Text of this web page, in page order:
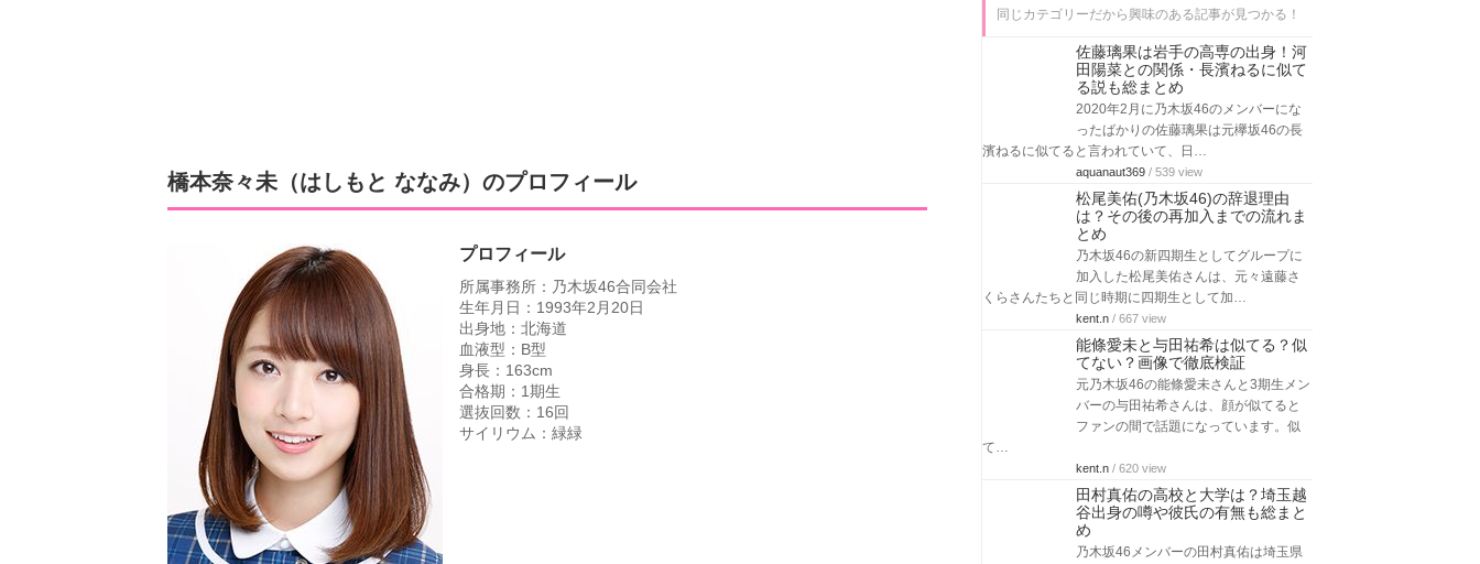
橋本奈々未（はしもと ななみ）のプロフィール
プロフィール
所属事務所：乃木坂46合同会社
生年月日：1993年2月20日
出身地：北海道
血液型：B型
身長：163cm
合格期：1期生
選抜回数：16回
サイリウム：緑緑
同じカテゴリーだから興味のある記事が見つかる！
佐藤璃果は岩手の高専の出身！河
田陽菜との関係・長濱ねるに似て
る説も総まとめ
2020年2月に乃木坂46のメンバーにな
ったばかりの佐藤璃果は元欅坂46の長
濱ねるに似てると言われていて、日…
aquanaut369 / 539 view
松尾美佑(乃木坂46)の辞退理由
は？その後の再加入までの流れま
とめ
乃木坂46の新四期生としてグループに
加入した松尾美佑さんは、元々遠藤さ
くらさんたちと同じ時期に四期生として加…
kent.n / 667 view
能條愛未と与田祐希は似てる？似
てない？画像で徹底検証
元乃木坂46の能條愛未さんと3期生メン
バーの与田祐希さんは、顔が似てると
ファンの間で話題になっています。似
て…
kent.n / 620 view
田村真佑の高校と大学は？埼玉越
谷出身の噂や彼氏の有無も総まと
め
乃木坂46メンバーの田村真佑は埼玉県